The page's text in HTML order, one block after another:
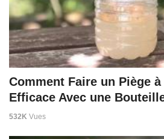
Comment Faire un Piège
Efficace Avec une
532K Vues